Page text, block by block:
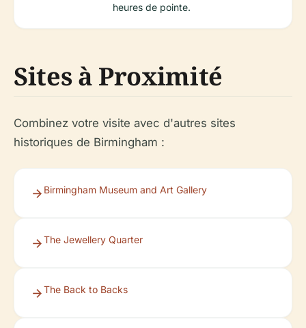
heures de pointe.
Sites à Proximité
Combinez votre visite avec d'autres sites
historiques de Birmingham :
Birmingham Museum and Art Gallery
The Jewellery Quarter
The Back to Backs